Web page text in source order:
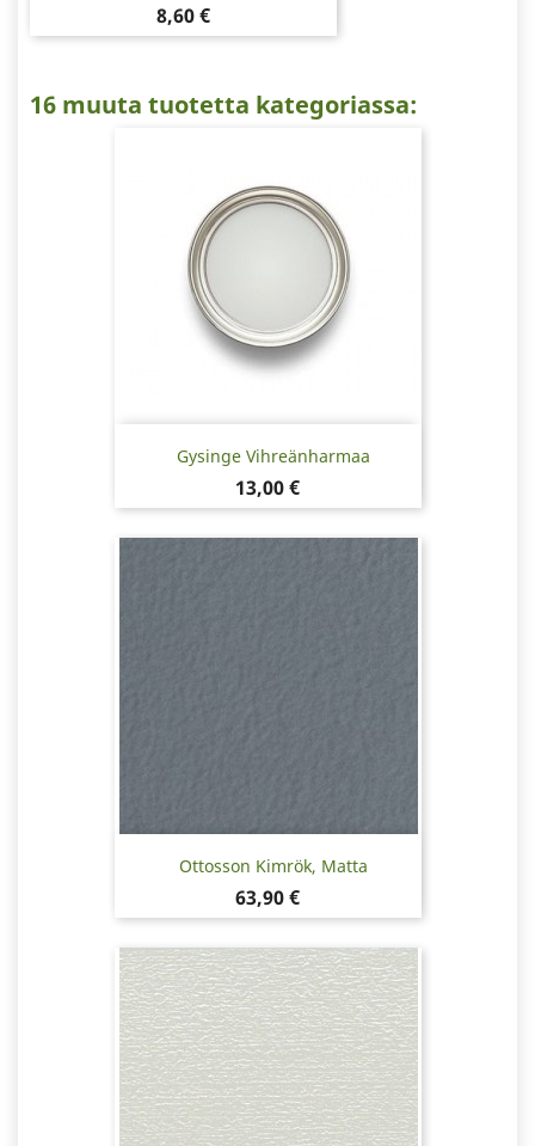
Hinta
8,60 €
16 muuta tuotetta kategoriassa:
Gysinge Vihreänharmaa
Hinta
13,00 €
Ottosson Kimrök, Matta
Hinta
63,90 €